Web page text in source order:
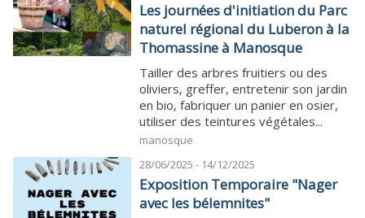
Les journées d'initiation du Parc
naturel régional du Luberon à la
Thomassine à Manosque
Tailler des arbres fruitiers ou des
oliviers, greffer, entretenir son jardin
en bio, fabriquer un panier en osier,
utiliser des teintures végétales...
manosque
28/06/2025 - 14/12/2025
Exposition Temporaire "Nager
avec les bélemnites"